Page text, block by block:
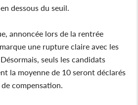
dessous du seuil.
annoncée lors de la rentrée
une rupture claire avec les
seuls les candidats
la moyenne de 10 seront déclarés
compensation.